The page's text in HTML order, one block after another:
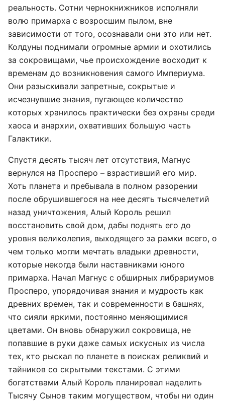
реальность. Сотни чернокнижников исполняли
волю примарха с возросшим пылом, вне
зависимости от того, осознавали они это или нет.
Колдуны поднимали огромные армии и охотились
за сокровищами, чье происхождение восходит к
временам до возникновения самого Империума.
Они разыскивали запретные, сокрытые и
исчезнувшие знания, пугающее количество
которых хранилось практически без охраны среди
хаоса и анархии, охвативших большую часть
Галактики.
Спустя десять тысяч лет отсутствия, Магнус
вернулся на Просперо – взрастивший его мир.
Хоть планета и пребывала в полном разорении
после обрушившегося на нее десять тысячелетий
назад уничтожения, Алый Король решил
восстановить свой дом, дабы поднять его до
уровня великолепия, выходящего за рамки всего, о
чем только могли мечтать владыки древности,
которые некогда были наставниками юного
примарха. Начал Магнус с обширных либрариумов
Просперо, упорядочивая знания и мудрость как
древних времен, так и современности в башнях,
что сияли яркими, постоянно меняющимися
цветами. Он вновь обнаружил сокровища, не
попавшие в руки даже самых искусных из числа
тех, кто рыскал по планете в поисках реликвий и
тайников со скрытыми текстами. С этими
богатствами Алый Король планировал наделить
Тысячу Сынов таким могуществом, чтобы ни один